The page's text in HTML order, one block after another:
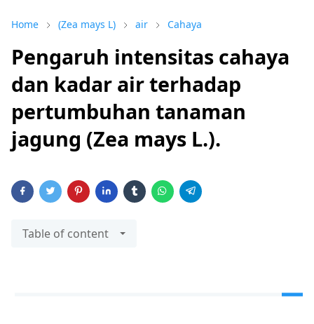
Home (Zea mays L) air Cahaya
Pengaruh intensitas cahaya
dan kadar air terhadap
pertumbuhan tanaman
jagung (Zea mays L.).
Table of content